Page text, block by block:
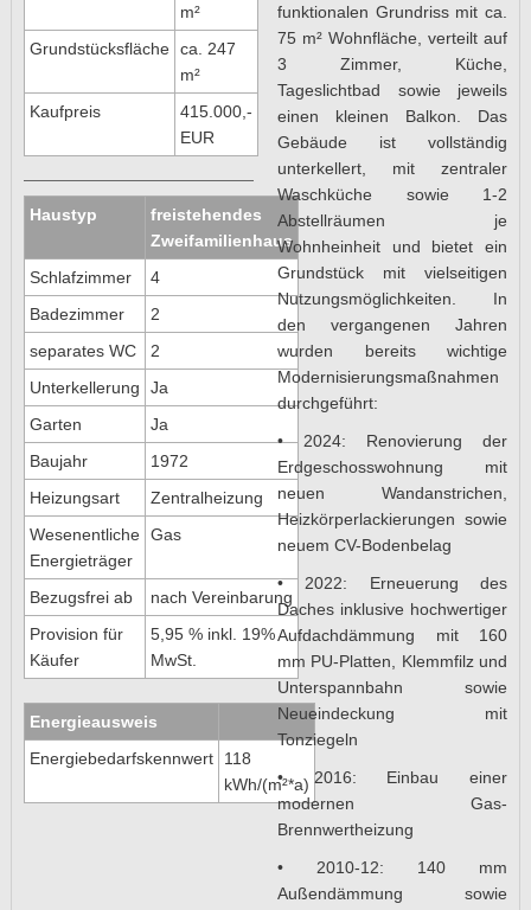
m²
Grundstücksfläche ca. 247
m²
Kaufpreis
415.000,-
EUR
Haustyp
freistehendes
Zweifamilienhaus
Schlafzimmer
4
Badezimmer
2
separates WC
2
Unterkellerung
Ja
Garten
Ja
Baujahr
1972
Heizungsart
Zentralheizung
Wesenentliche
Energieträger
Gas
Bezugsfrei ab
nach Vereinbarung
Provision für
Käufer
5,95 % inkl. 19%
MwSt.
Energieausweis
Energiebedarfskennwert
118
kWh/(m²*a)
funktionalen Grundriss mit ca.
75 m² Wohnfläche, verteilt auf
3 Zimmer, Küche,
Tageslichtbad sowie jeweils
einen kleinen Balkon. Das
Gebäude ist vollständig
unterkellert, mit zentraler
Waschküche sowie 1-2
Abstellräumen je
Wohnheinheit und bietet ein
Grundstück mit vielseitigen
Nutzungsmöglichkeiten. In
den vergangenen Jahren
wurden bereits wichtige
Modernisierungsmaßnahmen
durchgeführt:
• 2024: Renovierung der
Erdgeschosswohnung mit
neuen Wandanstrichen,
Heizkörperlackierungen sowie
neuem CV-Bodenbelag
• 2022: Erneuerung des
Daches inklusive hochwertiger
Aufdachdämmung mit 160
mm PU-Platten, Klemmfilz und
Unterspannbahn sowie
Neueindeckung mit
Tonziegeln
• 2016: Einbau einer
modernen Gas-
Brennwertheizung
• 2010-12: 140 mm
Außendämmung sowie